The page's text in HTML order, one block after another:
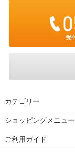
カテゴリー
ショッピングメニュー
ご利用ガイド